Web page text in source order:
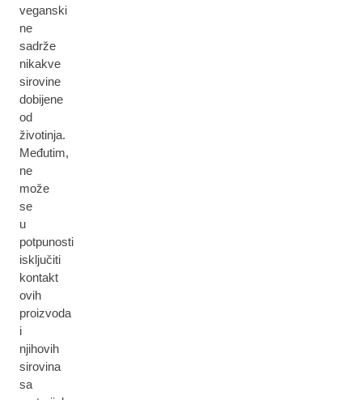
veganski
ne
sadrže
nikakve
sirovine
dobijene
od
životinja.
Međutim,
ne
može
se
u
potpunosti
isključiti
kontakt
ovih
proizvoda
i
njihovih
sirovina
sa